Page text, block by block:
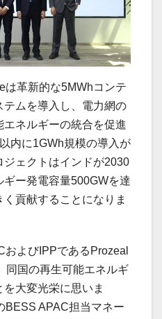
は革新的な5MWhコンテ
ムを導入し、電力網の
ネルギーの統合を促進
内に1GWh規模の導入が
ェクトはインドが2030
ー発電容量500GWを達
貢献することになりま
およびIPPであるProzeal
同国の再生可能エネルギ
大変光栄に思いま
BESS APAC担当マネー